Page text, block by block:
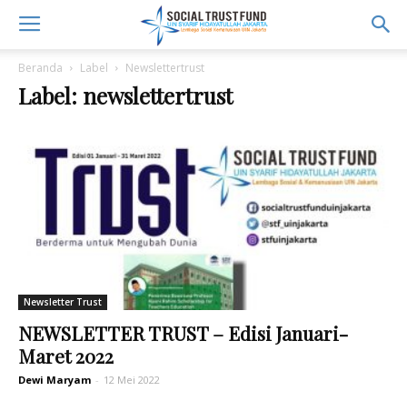
Beranda Label Newslettertrust
Label: newslettertrust
Newsletter Trust
NEWSLETTER TRUST – Edisi Januari-
Maret 2022
Dewi Maryam - 12 Mei 2022